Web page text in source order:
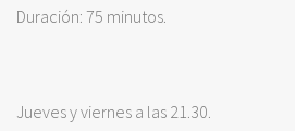
Duración: 75 minutos.
Jueves y viernes a las 21.30.